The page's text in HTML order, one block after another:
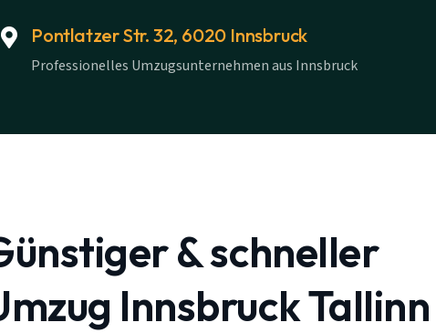
Pontlatzer Str. 32, 6020 Innsbruck
Professionelles Umzugsunternehmen aus Innsbruck
& schneller
Innsbruck Tallinn